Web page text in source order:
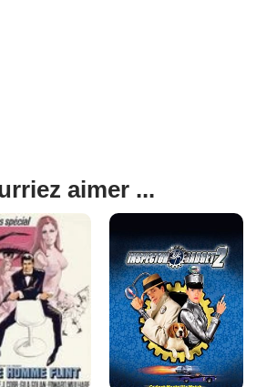
aimer ...